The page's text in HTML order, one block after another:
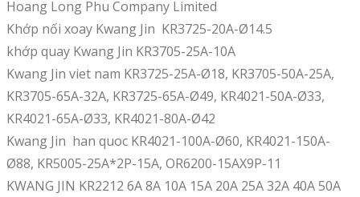
Hoang Long Phu Company Limited
Khớp nối xoay Kwang Jin KR3725-20A-Ø14.5
khớp quay Kwang Jin KR3705-25A-10A
Kwang Jin viet nam KR3725-25A-Ø18, KR3705-50A-25A,
KR3705-65A-32A, KR3725-65A-Ø49, KR4021-50A-Ø33,
KR4021-65A-Ø33, KR4021-80A-Ø42
Kwang Jin han quoc KR4021-100A-Ø60, KR4021-150A-
Ø88, KR5005-25A*2P-15A, OR6200-15AX9P-11
KWANG JIN KR2212 6A 8A 10A 15A 20A 25A 32A 40A 50A